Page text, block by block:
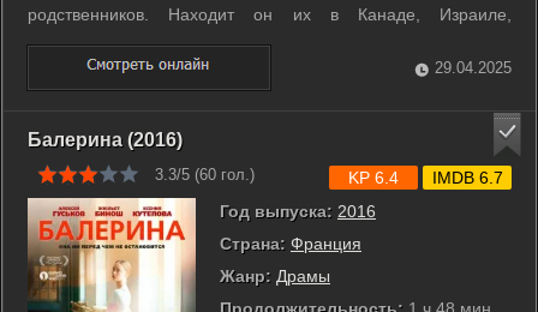
родственников. Находит он их в Канаде, Израиле,
Швейцарии... Для Эдика это - бизнес, и бизнес безотказный.
Если настоящие родственники не находятся, Эдик
организует замену. И вроде всё в его маленькой ...
29.04.2025
Балерина (2016)
3.3/5 (60 гол.)
Год выпуска: 2016
Страна: Франция
Жанр: Драмы
Продолжительность: 1 ч 48 мин
KP 6.4 IMDB 6.7